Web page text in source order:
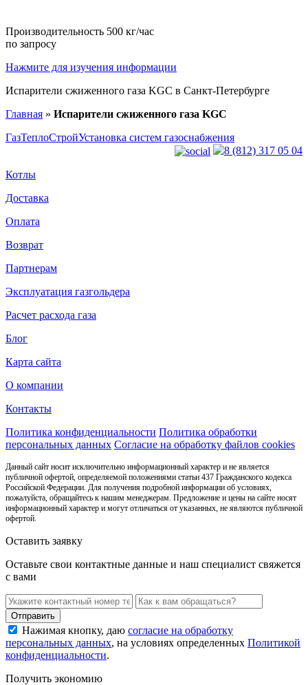
Производительность 500 кг/час
по запросу
Нажмите для изучения информации
Испарители сжиженного газа KGC в Санкт-Петербурге
Главная » Испарители сжиженного газа KGC
ГазТеплоСтройУстановка систем газоснабжения
8 (812) 317 05 04
Котлы
Доставка
Оплата
Возврат
Партнерам
Эксплуатация газгольдера
Расчет расхода газа
Блог
Карта сайта
О компании
Контакты
Политика конфиденциальности Политика обработки
персональных данных Согласие на обработку файлов cookies
Данный сайт носит исключительно информационный характер и не является
публичной офертой, определяемой положениями статьи 437 Гражданского кодекса
Российской Федерации. Для получения подробной информации об условиях,
пожалуйста, обращайтесь к нашим менеджерам. Предложение и цены на сайте носят
информационный характер и могут отличаться от указанных, не являются публичной
офертой.
Оставить заявку
Оставьте свои контактные данные и наш специалист свяжется
с вами
Нажимая кнопку, даю согласие на обработку
персональных данных, на условиях определенных Политикой
конфиденциальности.
Получить экономию